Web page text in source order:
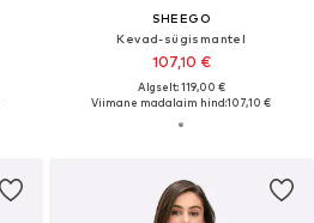
SHEEGO
Kevad-sügismantel
107,10 €
Algselt: 119,00 €
Viimane madalaim hind:107,10 €